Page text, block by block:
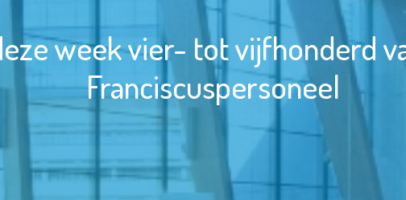
week vier- tot vijfhonderd
Franciscuspersoneel